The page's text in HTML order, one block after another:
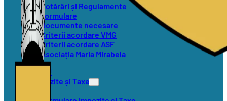
Hotărâri și Regulamente
Formulare
Documente necesare
Criterii acordare VMG
Criterii acordare ASF
Asociația Maria Mirabela
SVSU
Impozite și Taxe